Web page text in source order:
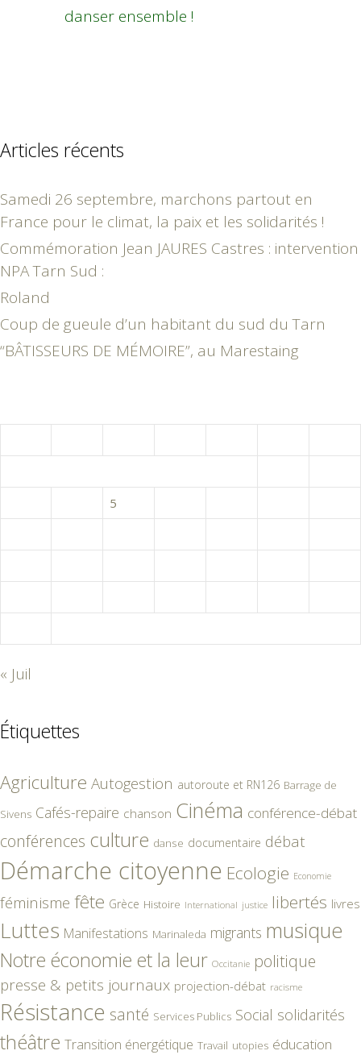
danser ensemble !
Articles récents
Samedi 26 septembre, marchons partout en
France pour le climat, la paix et les solidarités !
Commémoration Jean JAURES Castres : intervention
NPA Tarn Sud :
Roland
Coup de gueule d’un habitant du sud du Tarn
“BÂTISSEURS DE MÉMOIRE”, au Marestaing
5
« Juil
Étiquettes
Agriculture Autogestion autoroute et RN126 Barrage de
Sivens Cafés-repaire chanson Cinéma conférence-débat
conférences culture danse documentaire débat
Démarche citoyenne Ecologie Economie
féminisme fête Grèce Histoire International justice libertés livres
Luttes Manifestations Marinaleda migrants musique
Notre économie et la leur Occitanie politique
presse & petits journaux projection-débat racisme
Résistance santé Services Publics Social solidarités
théâtre Transition énergétique Travail utopies éducation